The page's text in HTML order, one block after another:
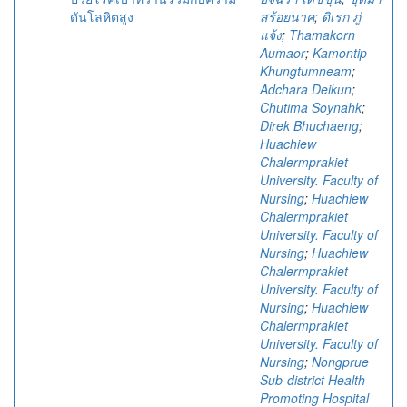
ดันโลหิตสูง
สร้อยนาค; ดิเรก ภู่
แจ้ง; Thamakorn
Aumaor; Kamontip
Khungtumneam;
Adchara Deikun;
Chutima Soynahk;
Direk Bhuchaeng;
Huachiew
Chalermprakiet
University. Faculty of
Nursing; Huachiew
Chalermprakiet
University. Faculty of
Nursing; Huachiew
Chalermprakiet
University. Faculty of
Nursing; Huachiew
Chalermprakiet
University. Faculty of
Nursing; Nongprue
Sub-district Health
Promoting Hospital